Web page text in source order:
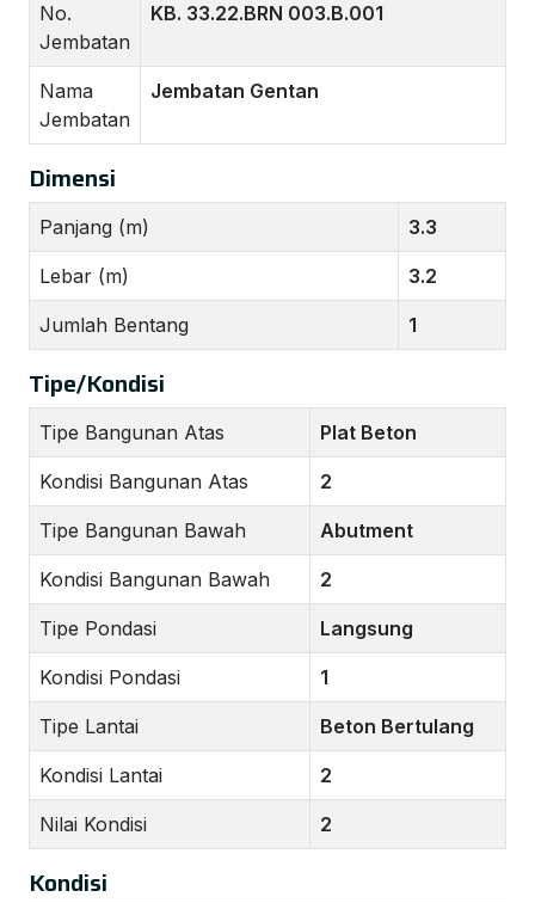
No.
Jembatan
KB. 33.22.BRN 003.B.001
Nama
Jembatan
Jembatan Gentan
Dimensi
Panjang (m) 3.3
Lebar (m) 3.2
Jumlah Bentang 1
Tipe/Kondisi
Tipe Bangunan Atas Plat Beton
Kondisi Bangunan Atas 2
Tipe Bangunan Bawah Abutment
Kondisi Bangunan Bawah 2
Tipe Pondasi Langsung
Kondisi Pondasi 1
Tipe Lantai Beton Bertulang
Kondisi Lantai 2
Nilai Kondisi 2
Kondisi